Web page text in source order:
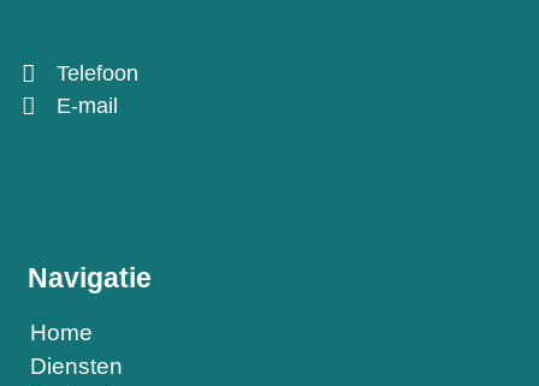
Telefoon
E-mail
Navigatie
Home
Diensten